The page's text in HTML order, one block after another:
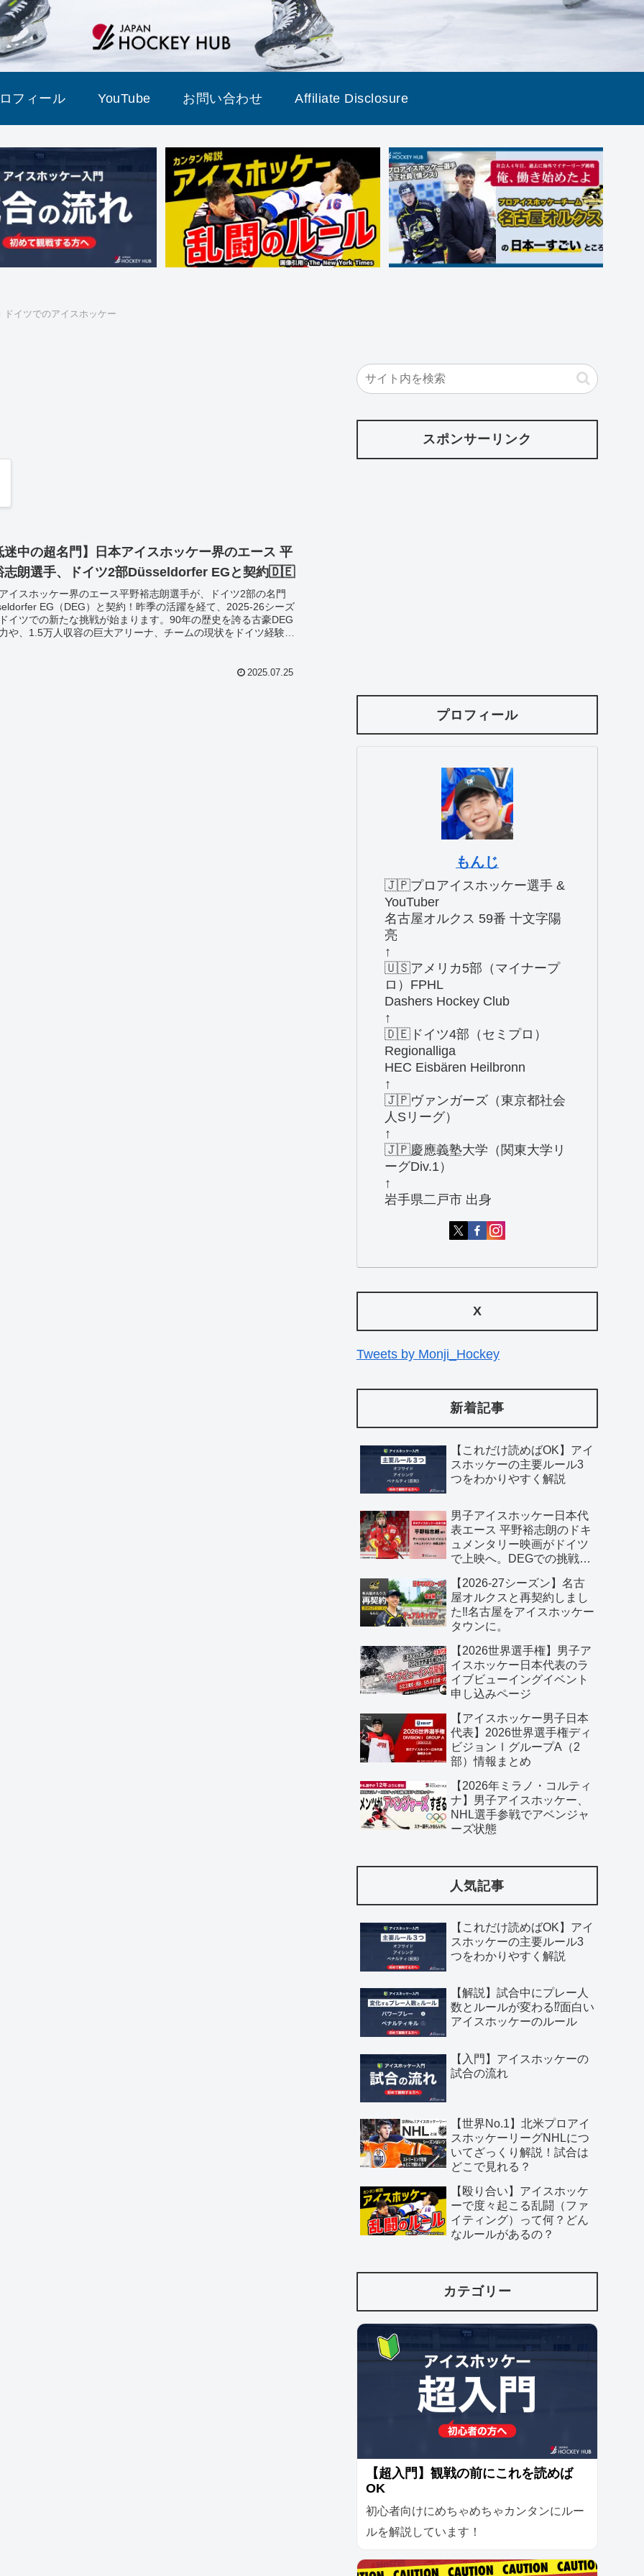
フィール YouTube お問い合わせ Affiliate Disclosure
ドイツでのアイスホッケー
迷中の超名門】日本アイスホッケー界のエース 平
志朗選手、ドイツ2部Düsseldorfer EGと契約🇩🇪
イスホッケー界のエース平野裕志朗選手が、ドイツ2部の名門
EG（DEG）と契約！昨季の活躍を経て、2025-26シーズ
イツでの新たな挑戦が始まります。90年の歴史を誇る古豪DEG
や、1.5万人収容の巨大アリーナ、チームの現状をドイツ経験者
2025.07.25
スポンサーリンク
プロフィール
もんじ
🇯🇵プロアイスホッケー選手 &
YouTuber
名古屋オルクス 59番 十文字陽
亮
↑
🇺🇸アメリカ5部（マイナープ
ロ）FPHL
Dashers Hockey Club
↑
🇩🇪ドイツ4部（セミプロ）
Regionalliga
HEC Eisbären Heilbronn
↑
🇯🇵ヴァンガーズ（東京都社会
人Sリーグ）
↑
🇯🇵慶應義塾大学（関東大学リ
ーグDiv.1）
↑
岩手県二戸市 出身
X
Tweets by Monji_Hockey
新着記事
【これだけ読めばOK】アイ
スホッケーの主要ルール3
つをわかりやすく解説
男子アイスホッケー日本代
表エース 平野裕志朗のドキ
ュメンタリー映画がドイツ
で上映へ。DEGでの挑戦に
【2026-27シーズン】名古
屋オルクスと再契約しまし
た‼️名古屋をアイスホッケー
タウンに。
【2026世界選手権】男子ア
イスホッケー日本代表のラ
イブビューイングイベント
申し込みページ
【アイスホッケー男子日本
代表】2026世界選手権ディ
ビジョンⅠグループA（2
部）情報まとめ
【2026年ミラノ・コルティ
ナ】男子アイスホッケー、
NHL選手参戦でアベンジャ
ーズ状態
人気記事
【これだけ読めばOK】アイ
スホッケーの主要ルール3
つをわかりやすく解説
【解説】試合中にプレー人
数とルールが変わる⁉︎面白い
アイスホッケーのルール
【入門】アイスホッケーの
試合の流れ
【世界No.1】北米プロアイ
スホッケーリーグNHLにつ
いてざっくり解説！試合は
どこで見れる？
【殴り合い】アイスホッケ
ーで度々起こる乱闘（ファ
イティング）って何？どん
なルールがあるの？
カテゴリー
【超入門】観戦の前にこれを読めば
OK
初心者向けにめちゃめちゃカンタンにルー
ルを解説しています！